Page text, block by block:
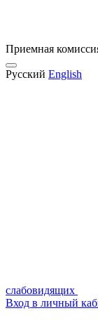
Приемная
Русский English
слабовидящих
Вход в личный